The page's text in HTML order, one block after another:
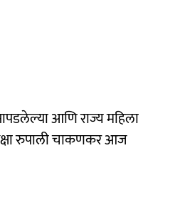
आणि राज्य महिला
रुपाली चाकणकर आज